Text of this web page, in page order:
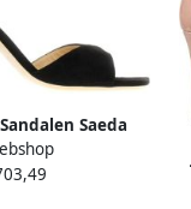
Saeda
in zwart